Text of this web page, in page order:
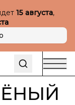
15 августа,